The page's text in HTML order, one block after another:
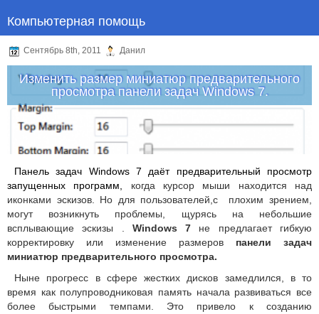
Компьютерная помощь
Сентябрь 8th, 2011 Данил
Изменить размер миниатюр предварительного
просмотра панели задач Windows 7.
Панель задач Windows 7 даёт предварительный просмотр
запущенных программ, когда курсор мыши находится над
иконками эскизов. Но для пользователей,с плохим зрением,
могут возникнуть проблемы, щурясь на небольшие
всплывающие эскизы . Windows 7 не предлагает гибкую
корректировку или изменение размеров панели задач
миниатюр предварительного просмотра.
Ныне прогресс в сфере жестких дисков замедлился, в то
время как полупроводниковая память начала развиваться все
более быстрыми темпами. Это привело к созданию